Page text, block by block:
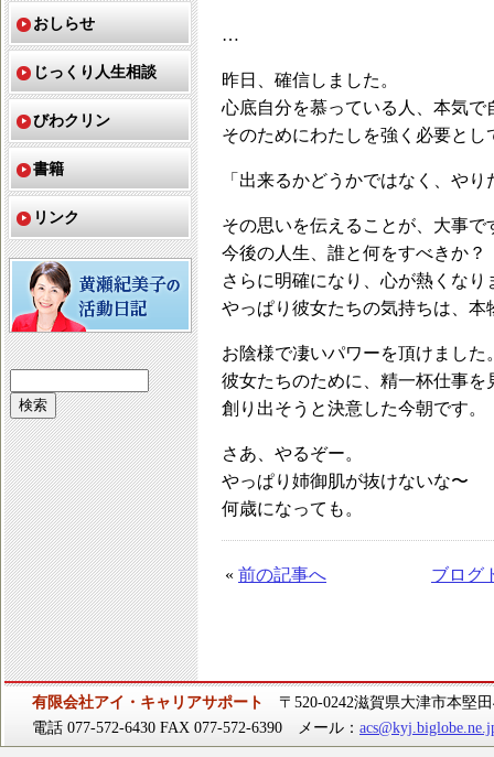
…
昨日、確信しました。
心底自分を慕っている人、本気
そのためにわたしを強く必要とし
「出来るかどうかではなく、やり
その思いを伝えることが、大事で
今後の人生、誰と何をすべきか？
さらに明確になり、心が熱くなり
やっぱり彼女たちの気持ちは、本
お陰様で凄いパワーを頂けました
彼女たちのために、精一杯仕事を
創り出そうと決意した今朝です。
さあ、やるぞー。
やっぱり姉御肌が抜けないな〜
何歳になっても。
« 前の記事へ ブログ
おしらせ
じっくり人生相談
びわクリン
書籍
リンク
有限会社アイ・キャリアサポート
〒520-0242滋賀県大津市本堅
電話 077-572-6430 FAX 077-572-6390 メール：